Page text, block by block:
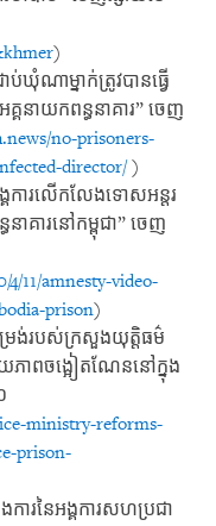
)
ប់ឃុំណាម្នាក់ត្រូវបានធ្វើ
គនាយកពន្ធនាគារ” ចេញ
no-prisoners-
director/)
គការលើកលែងទោសអន្តរ
នាគារនៅកម្ពុជា” ចេញ
11/amnesty-video-
prison)
រង់របស់ក្រសួងយុត្តិធម៌
ភាពចង្អៀតណែននៅក្នុង
ministry-reforms-
prison-
ារនៃអង្គការសហប្រជា